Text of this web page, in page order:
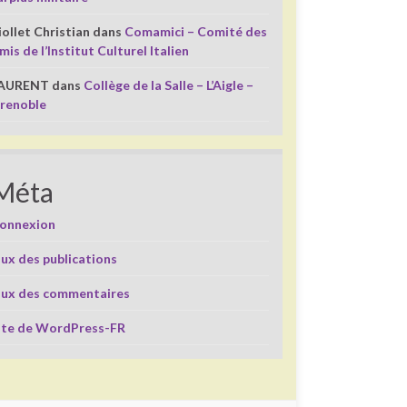
Christian dans Comamici – Comité des
de l’Institut Culturel Italien
dans Collège de la Salle – L’Aigle –
des publications
des commentaires
de WordPress-FR